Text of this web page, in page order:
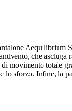
Aequilibrium
che
totale
sforzo. Infine, la